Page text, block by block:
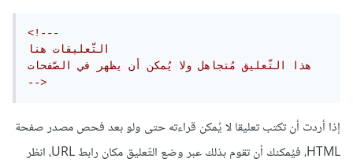
<!---
التّعليقات هنا
هذا التّعليق مُتجاهل ولا يُمكن أن يظهر في الصّفحات
-->
إذا أردت أن تكتب تعليقا لا يُمكن قراءته حتى ولو بعد فحص مصدر صفحة
HTML، فيُمكنك أن تقوم بذلك عبر وضع التّعليق مكان رابط URL، انظر